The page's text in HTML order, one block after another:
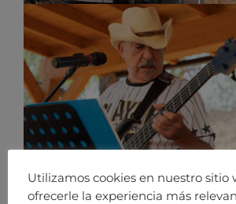
Utilizamos cookies en nuestro sitio
ofrecerle la experiencia más